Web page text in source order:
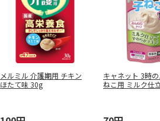
メルミル 介護期用 チキン
ほたて味 30g
キャネット 3時
ねこ用 ミルク仕